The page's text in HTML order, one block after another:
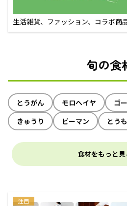
生活雑貨、ファッション、コラボ
えるECサイト
旬の食
とうがん モロヘイヤ ゴ
きゅうり
ピーマン とう
食材をもっと見
注目